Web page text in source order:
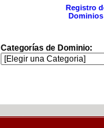
Registro
Categorías de Dominio: